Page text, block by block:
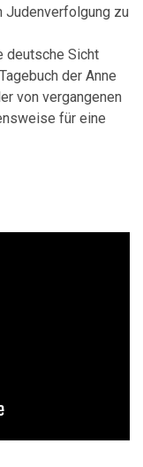
Judenverfolgung zu
deutsche Sicht
der Anne
von vergangenen
für eine